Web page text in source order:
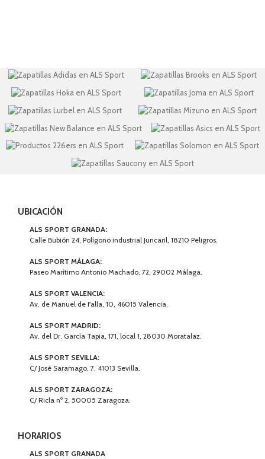
UBICACIÓN
ALS SPORT GRANADA:
Calle Bubión 24, Polígono industrial Juncaril, 18210 Peligros.
ALS SPORT MÁLAGA:
Paseo Marítimo Antonio Machado, 72, 29002 Málaga.
ALS SPORT VALENCIA:
Av. de Manuel de Falla, 10, 46015 Valencia.
ALS SPORT MADRID:
Av. del Dr. García Tapia, 171, local 1, 28030 Moratalaz.
ALS SPORT SEVILLA:
C/ José Saramago, 7, 41013 Sevilla.
ALS SPORT ZARAGOZA:
C/ Ricla nº 2, 50005 Zaragoza.
HORARIOS
ALS SPORT GRANADA